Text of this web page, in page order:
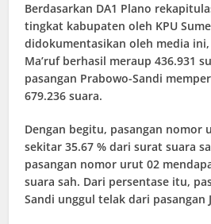
Berdasarkan DA1 Plano
tingkat kabupaten oleh KPU
didokumentasikan oleh media ini,
Ma’ruf berhasil meraup 436.931
pasangan Prabowo-Sandi
679.236 suara.
Dengan begitu, pasangan nomor
sekitar 35.67 % dari surat suara
pasangan nomor urut 02
suara sah. Dari persentase itu,
Sandi unggul telak dari pasangan